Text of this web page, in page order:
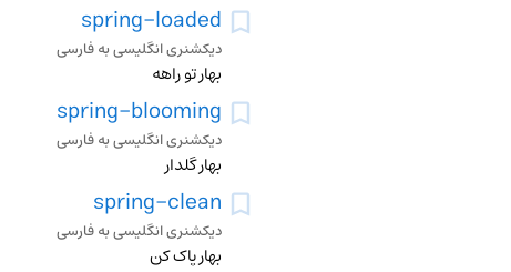
spring-loaded
دیکشنری انگلیسی به فارسی
بهار تو راهه
spring-blooming
دیکشنری انگلیسی به فارسی
بهار گلدار
spring-clean
دیکشنری انگلیسی به فارسی
بهار پاک کن